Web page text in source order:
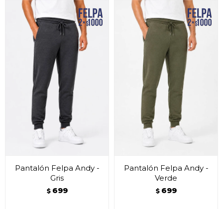
Pantalón Felpa Andy -
Gris
$ 699
Pantalón Felpa Andy -
Verde
$ 699